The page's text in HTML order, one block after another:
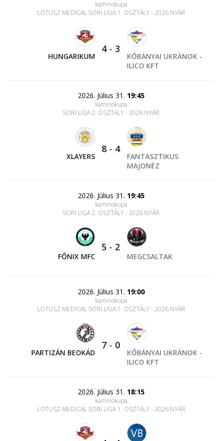
kaminokupa
LOTUSZ MEDICAL SORI LIGA 1. OSZTÁLY - 2026 NYÁR
HUNGARIKUM
4- 3
KŐBÁNYAI UKRÁNOK -
ILICO KFT
2026. Július 31. 19:45
kaminokupa
SORI LIGA 2. OSZTÁLY - 2026 NYÁR
XLAYERS
8 - 4
FANTASZTIKUS
MAJONÉZ
2026. Július 31. 19:45
kaminokupa
SORI LIGA 2. OSZTÁLY - 2026 NYÁR
FŐNIX MFC
5 - 2
MEGCSALTAK
2026. Július 31. 19:00
kaminokupa
LOTUSZ MEDICAL SORI LIGA 1. OSZTÁLY - 2026 NYÁR
PARTIZÁN BEOKÁD
7 - 0
KŐBÁNYAI UKRÁNOK -
ILICO KFT
2026. Július 31. 18:15
kaminokupa
LOTUSZ MEDICAL SORI LIGA 1. OSZTÁLY - 2026 NYÁR